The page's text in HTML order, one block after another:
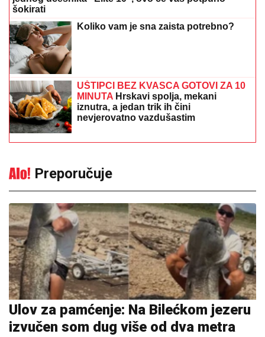
šokirati
Koliko vam je sna zaista potrebno?
UŠTIPCI BEZ KVASCA GOTOVI ZA 10
MINUTA Hrskavi spolja, mekani
iznutra, a jedan trik ih čini
nevjerovatno vazdušastim
Preporučuje
Ulov za pamćenje: Na Bilećkom jezeru
izvučen som dug više od dva metra